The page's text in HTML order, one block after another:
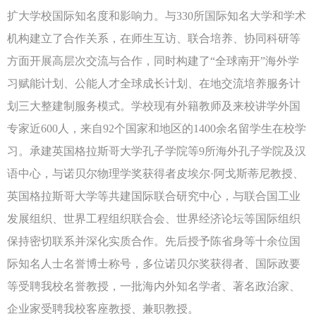
扩大学校国际知名度和影响力。与330所国际知名大学和学术
机构建立了合作关系，在师生互访、联合培养、协同科研等
方面开展高层次交流与合作，同时构建了“全球南开”海外学
习赋能计划、公能人才全球成长计划、在地交流培养服务计
划三大整建制服务模式。学校现有外籍教师及来校讲学外国
专家近600人，来自92个国家和地区的1400余名留学生在校学
习。承建英国格拉斯哥大学孔子学院等9所海外孔子学院及汉
语中心，与诺贝尔物理学奖获得者皮埃尔·阿戈斯蒂尼教授、
英国格拉斯哥大学等共建国际联合研究中心，与联合国工业
发展组织、世界工程组织联合会、世界经济论坛等国际组织
保持密切联系并深化实质合作。先后授予陈省身等十余位国
际知名人士名誉博士称号，多位诺贝尔奖获得者、国际政要
等受聘我校名誉教授，一批海内外知名学者、著名政治家、
企业家受聘我校客座教授、兼职教授。